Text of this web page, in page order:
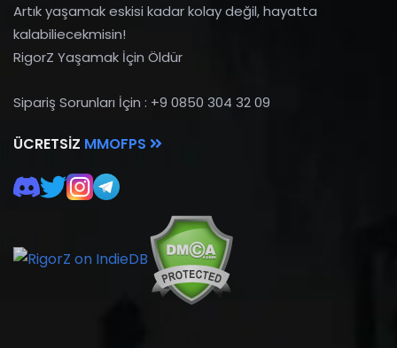
Artık yaşamak eskisi kadar kolay değil, hayatta
kalabiliecekmisin!
RigorZ Yaşamak İçin Öldür
Sipariş Sorunları İçin : +9 0850 304 32 09
ÜCRETSIZ MMOFPS